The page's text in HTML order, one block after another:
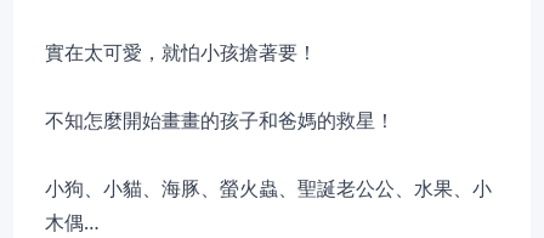
實在太可愛，就怕小孩搶著要！
不知怎麼開始畫畫的孩子和爸媽的救星！
小狗、小貓、海豚、螢火蟲、聖誕老公公、水果、小
木偶…